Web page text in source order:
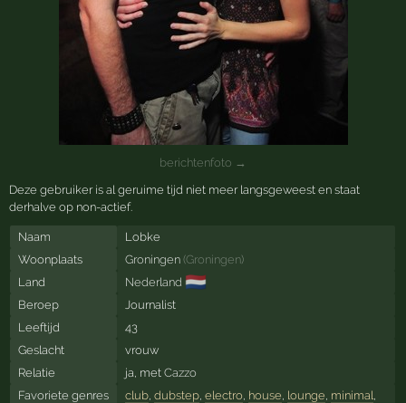
berichtenfoto →
Deze gebruiker is al geruime tijd niet meer langsgeweest en staat
derhalve op non-actief.
Naam
Lobke
Woonplaats
Groningen (Groningen)
Land
Nederland 🇳🇱
Beroep
Journalist
Leeftijd
43
Geslacht
vrouw
Relatie
ja, met Cazzo
Favoriete genres
club, dubstep, electro, house lounge minimal